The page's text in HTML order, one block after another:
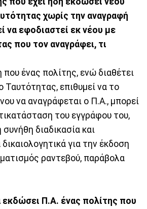
χωρίς την αναγραφή
να εφοδιαστεί εκ νέου με
που τον αναγράφει, τι
ένας πολίτης, ενώ διαθέτει
Ταυτότητας, επιθυμεί να το
να αναγράφεται ο Π.Α., μπορεί
του εγγράφου του,
διαδικασία και
για την έκδοση
ραντεβού, παράβολα
Π.Α. ένας πολίτης που